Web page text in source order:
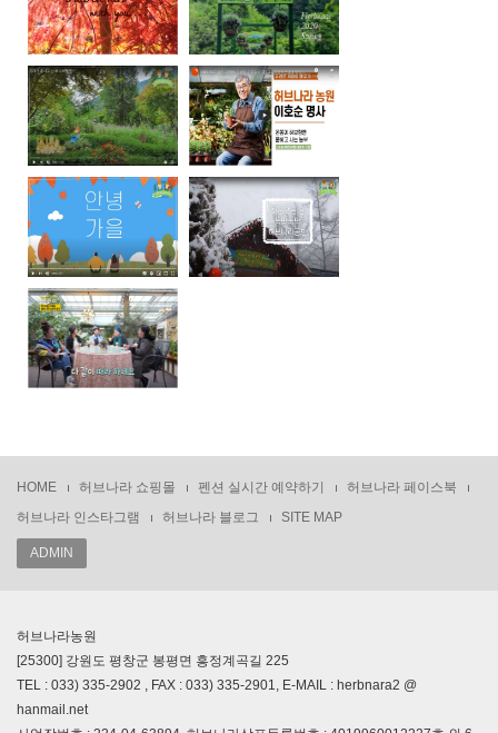
HOME 허브나라 쇼핑몰 펜션 실시간 예약하기
허브나라 페이스북
허브나라 인스타그램
허브나라 블로그 SITE MAP
ADMIN
허브나라농원
[25300] 강원도 평창군 봉평면 흥정계곡길 225
TEL : 033) 335-2902 , FAX : 033) 335-2901, E-MAIL : herbnara2 @
hanmail.net